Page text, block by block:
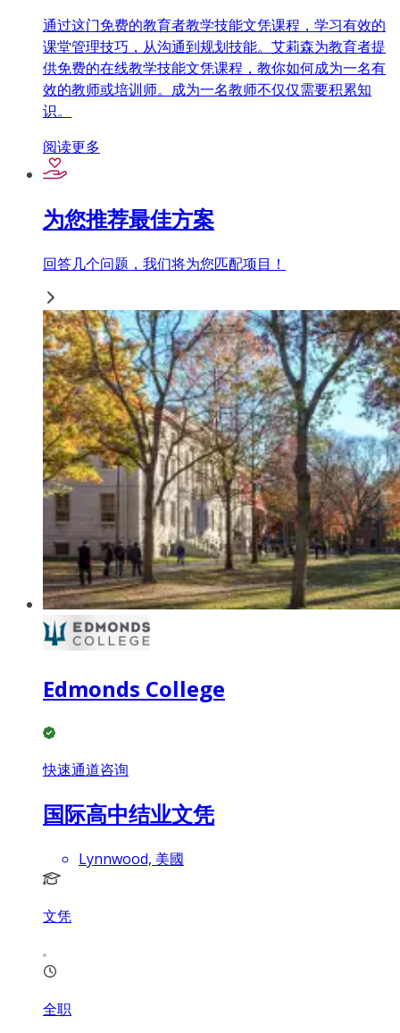
通过这门免费的教育者教学技能文凭课程，学习有效的
课堂管理技巧，从沟通到规划技能。艾莉森为教育者提
供免费的在线教学技能文凭课程，教你如何成为一名有
效的教师或培训师。成为一名教师不仅仅需要积累知
识。
阅读更多
为您推荐最佳方案
回答几个问题，我们将为您匹配项目！
Edmonds College
快速通道咨询
国际高中结业文凭
Lynnwood, 美國
文凭
全职